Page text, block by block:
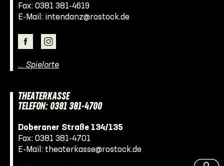
Fax: 0381 381-4619
E-Mail: intendanz@rostock.de
… Spielorte
THEATERKASSE
TELEFON: 0381 381-4700
Doberaner Straße 134/135
Fax: 0381 381-4701
E-Mail: theaterkasse@rostock.de